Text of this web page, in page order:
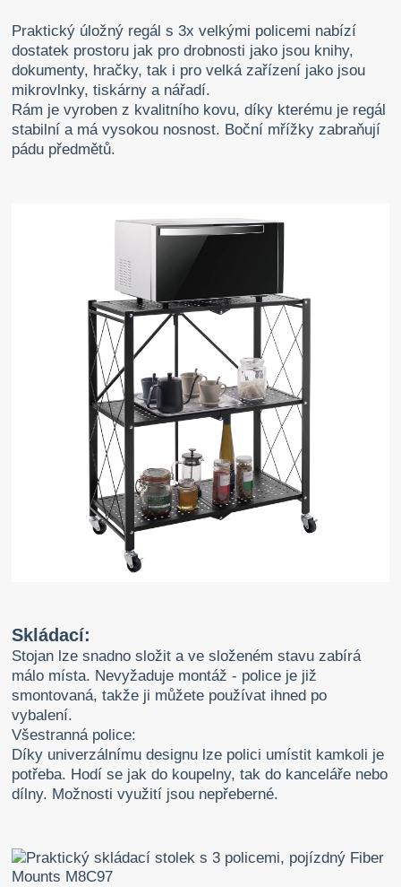
Praktický úložný regál s 3x velkými policemi nabízí
dostatek prostoru jak pro drobnosti jako jsou knihy,
dokumenty, hračky, tak i pro velká zařízení jako jsou
mikrovlnky, tiskárny a nářadí.
Rám je vyroben z kvalitního kovu, díky kterému je regál
stabilní a má vysokou nosnost. Boční mřížky zabraňují
pádu předmětů.
Skládací:
Stojan lze snadno složit a ve složeném stavu zabírá
málo místa. Nevyžaduje montáž - police je již
smontovaná, takže ji můžete používat ihned po
vybalení.
Všestranná police:
Díky univerzálnímu designu lze polici umístit kamkoli je
potřeba. Hodí se jak do koupelny, tak do kanceláře nebo
dílny. Možnosti využití jsou nepřeberné.